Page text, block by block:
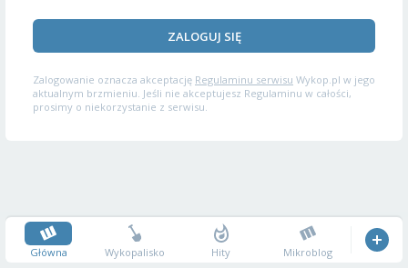
ZALOGUJ SIĘ
Zalogowanie oznacza akceptację Regulaminu serwisu Wykop.pl w jego
aktualnym brzmieniu. Jeśli nie akceptujesz Regulaminu w całości,
prosimy o niekorzystanie z serwisu.
Główna Wykopalisko Hity Mikroblog